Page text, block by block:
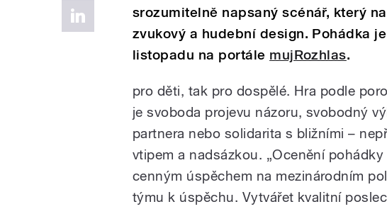
srozumitelně napsaný scénář, který
zvukový a hudební design. Pohádka
listopadu na portále mujRozhlas.
pro děti, tak pro dospělé. Hra podle
je svoboda projevu názoru, svobodný
partnera nebo solidarita s bližními –
vtipem a nadsázkou. „Ocenění
cenným úspěchem na mezinárodním
týmu k úspěchu. Vytvářet kvalitní